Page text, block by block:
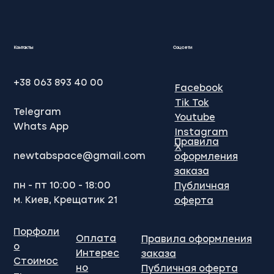
Контакты
+38 063 893 40 00
Telegram
Whats App
newtabspace@gmail.com
пн - пт 10:00 - 18:00
м. Киев, Крещатик 21
Соцсети
Facebook
Tik Tok
Youtube
Instagram
X
Правила
оформления
заказа
Публичная
оферта
Порфоли
о
Стоимос
Оплата
Интерес
но
Правила оформления
заказа
Публичная оферта